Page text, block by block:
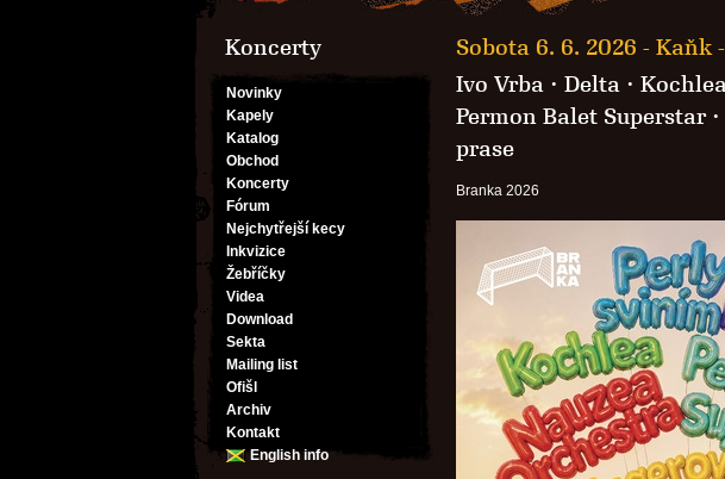
Koncerty
Novinky
Kapely
Katalog
Obchod
Koncerty
Fórum
Nejchytřejší kecy
Inkvizice
Žebříčky
Videa
Download
Sekta
Mailing list
Ofišl
Archiv
Kontakt
English info
Sobota 6. 6. 2026 - Kaňk
Ivo Vrba · Delta ·
Permon Balet Superstar·
prase
Branka 2026